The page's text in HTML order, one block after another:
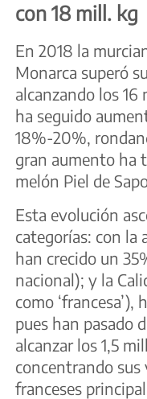
con 18 mill. kg
En 2018 la
Monarca superó
alcanzando los 16
ha seguido
18%-20%,
gran aumento ha
melón Piel de
Esta evolución
categorías: con la
han crecido un
nacional); y la
como
pues han pasado
alcanzar los 1,5
concentrando sus
franceses